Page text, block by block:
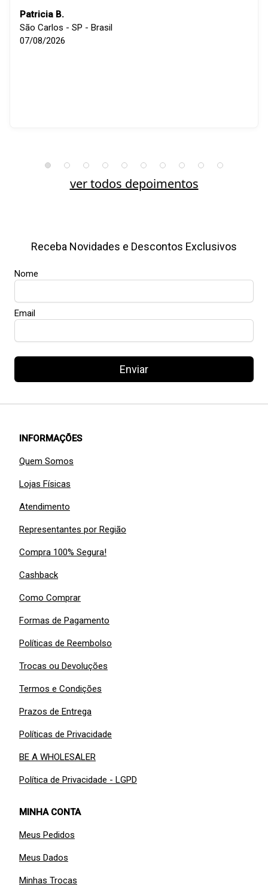
Patricia B.
São Carlos - SP - Brasil
07/08/2026
ver todos depoimentos
Receba Novidades e Descontos Exclusivos
Nome
Email
Enviar
INFORMAÇÕES
Quem Somos
Lojas Físicas
Atendimento
Representantes por Região
Compra 100% Segura!
Cashback
Como Comprar
Formas de Pagamento
Políticas de Reembolso
Trocas ou Devoluções
Termos e Condições
Prazos de Entrega
Políticas de Privacidade
BE A WHOLESALER
Política de Privacidade - LGPD
MINHA CONTA
Meus Pedidos
Meus Dados
Minhas Trocas